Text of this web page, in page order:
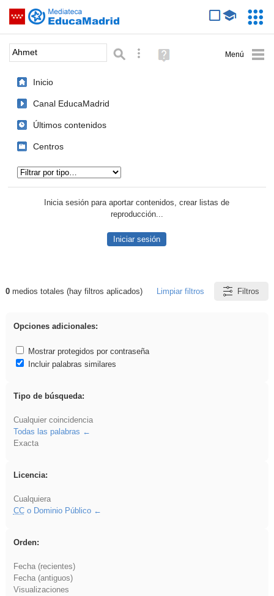
Saltar navegación
Palabra o frase: Búsqueda avanzada
Ayuda
(en
Inicio
Canal EducaMadrid
Últimos contenidos
Centros
Inicia sesión para aportar contenidos, crear listas de
reproducción...
Iniciar sesión
Resultados de: Ahmet
0medios totales (hay filtros aplicados) Limpiar filtros Filtros
Opciones adicionales:
Mostrar protegidos por contraseña
Incluir palabras similares
Tipo de búsqueda:
Cualquier coincidencia
Todas las palabras
Exacta
Licencia:
Cualquiera
CCo Dominio Público
Orden:
Fecha (recientes)
Fecha (antiguos)
Visualizaciones